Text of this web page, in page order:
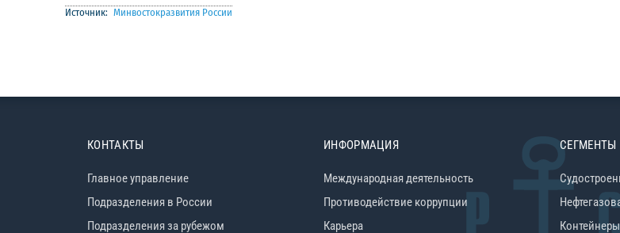
Источник: Минвостокразвития России
КОНТАКТЫ
Главное управление
Подразделения в России
Подразделения за рубежом
ИНФОРМАЦИЯ
Международная деятельность
Противодействие коррупции
Карьера
СЕГМЕНТЫ